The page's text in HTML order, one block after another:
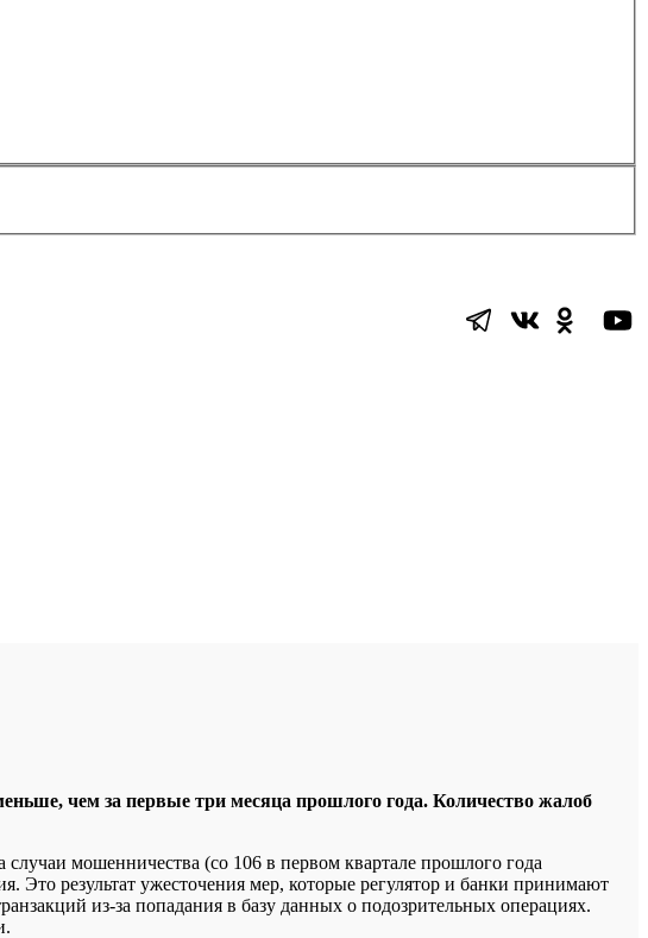
чем за первые три месяца прошлого года. Количество жалоб
мошенничества (со 106 в первом квартале прошлого года
Это результат ужесточения мер, которые регулятор и банки принимают
из-за попадания в базу данных о подозрительных операциях.